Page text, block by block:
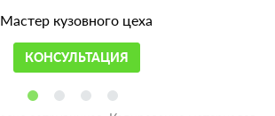
Мастер кузовного цеха
КОНСУЛЬТАЦИЯ